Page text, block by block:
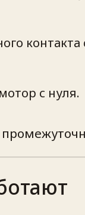
с нуля.